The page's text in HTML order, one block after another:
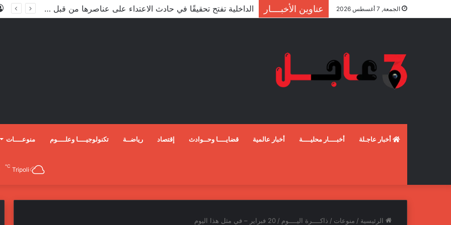
الجمعة, 7 أغسطس 2026 عناوين الأخبــــار الأعور: اتفاقية ترسيم الحدود مع تركيا على طاولة النواب والاعتماد مرجّح
أخبار عاجـلة أخبــــار محليــــة أخبار عالمية قضايــــا وحــوادث إقتصاد رياضــة تكنولوجيــــا وعلــــوم منوعــــات
Tripoli
℃
الرئيسية / منوعات / ذاكــــرة اليــــوم / 20 فبراير – في مثل هذا اليوم